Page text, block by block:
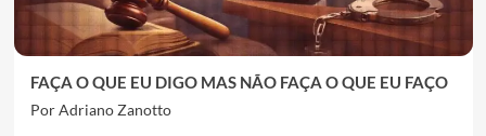
FAÇA O QUE EU DIGO MAS NÃO FAÇA O QUE EU FAÇO
Por Adriano Zanotto